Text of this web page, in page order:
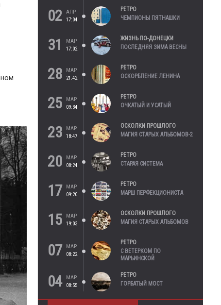
02
АПР
17:04
РЕТРО
ЧЕМПИОНЫ ПЯТНАШКИ
31
МАР
17:02
ЖИЗНЬ ПО-ДОНЕЦКИ
ПОСЛЕДНЯЯ ЗИМА ВЕСНЫ
28
МАР
21:42
РЕТРО
ОСКОРБЛЕНИЕ ЛЕНИНА
25
МАР
09:34
РЕТРО
ОЧКАТЫЙ И УСАТЫЙ
23
МАР
18:47
ОСКОЛКИ ПРОШЛОГО
МАГИЯ СТАРЫХ АЛЬБОМОВ-2
20
МАР
08:24
РЕТРО
СТАРАЯ СИСТЕМА
17
МАР
09:20
РЕТРО
МАРШ ПЕРФЕКЦИОНИСТА
15
МАР
19:03
ОСКОЛКИ ПРОШЛОГО
МАГИЯ СТАРЫХ АЛЬБОМОВ
07
МАР
08:22
РЕТРО
С ВЕТЕРКОМ ПО
МАРЬИНСКОЙ
04
МАР
08:55
РЕТРО
ГОРБАТЫЙ МОСТ